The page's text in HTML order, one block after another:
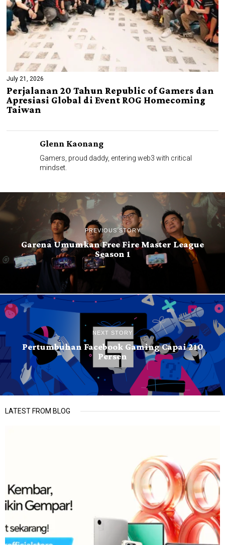
July 21, 2026
Perjalanan 20 Tahun Republic of Gamers dan
Apresiasi Global di Event ROG Homecoming
Taiwan
Glenn Kaonang
Gamers, proud daddy, entering web3 with critical
mindset.
PREVIOUS STORY
Garena Umumkan Free Fire Master League
Season 1
NEXT STORY
Pertumbuhan Facebook Gaming Capai 210
Persen
LATEST FROM BLOG